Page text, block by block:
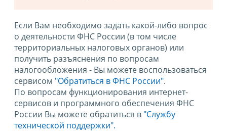
Если Вам необходимо задать какой-либо вопрос
о деятельности ФНС России (в том числе
территориальных налоговых органов) или
получить разъяснения по вопросам
налогообложения - Вы можете воспользоваться
сервисом "Обратиться в ФНС России".
По вопросам функционирования интернет-
сервисов и программного обеспечения ФНС
России Вы можете обратиться в "Службу
технической поддержки".